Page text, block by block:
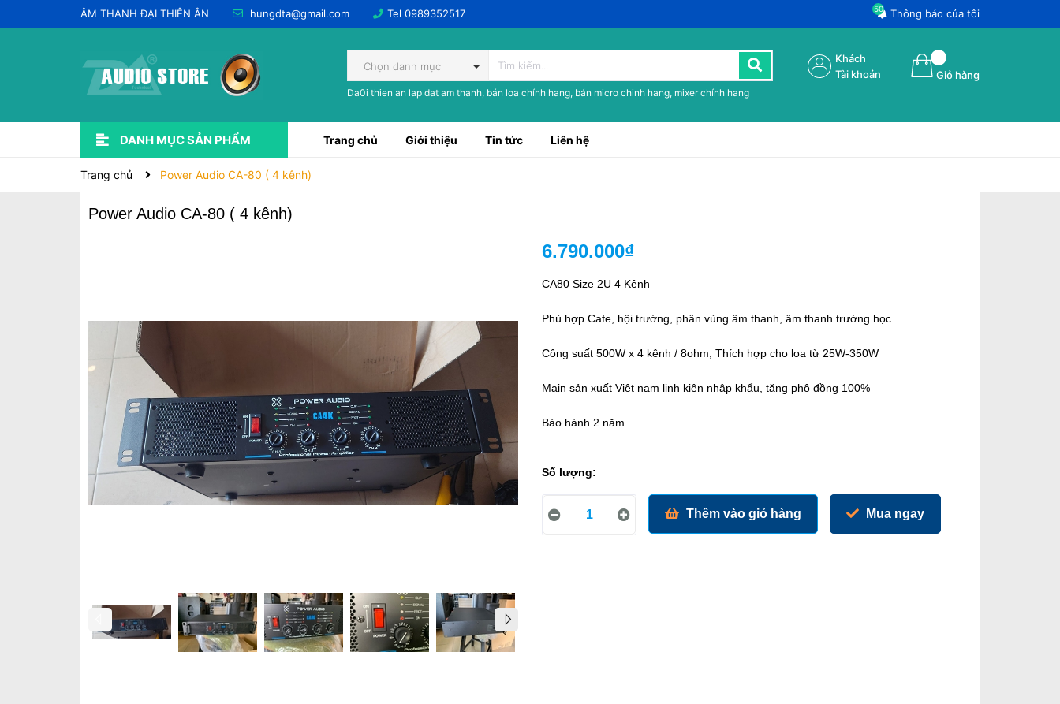
ÂM THANH ĐẠI THIÊN ÂN hungdta@gmail.com Tel 0989352517 Thông báo của tôi
50
Chọn danh mục
Da0i thien an lap dat am thanh, bán loa chính hang, bán micro chinh hang, mixer chính hang
Giỏ hàng
Khách
Tài khoản
DANH MỤC SẢN PHẨM Trang chủ Giới thiệu Tin tức Liên hệ
Trang chủ Power Audio CA-80 ( 4 kênh)
Power Audio CA-80 ( 4 kênh)
6.790.000₫
CA80 Size 2U 4 Kênh
Phù hợp Cafe, hội trường, phân vùng âm thanh, âm thanh trường học
Công suất 500W x 4 kênh / 8ohm, Thích hợp cho loa từ 25W-350W
Main sản xuất Việt nam linh kiện nhập khẩu, tăng phô đồng 100%
Bảo hành 2 năm
Số lượng:
Thêm vào giỏ hàng Mua ngay